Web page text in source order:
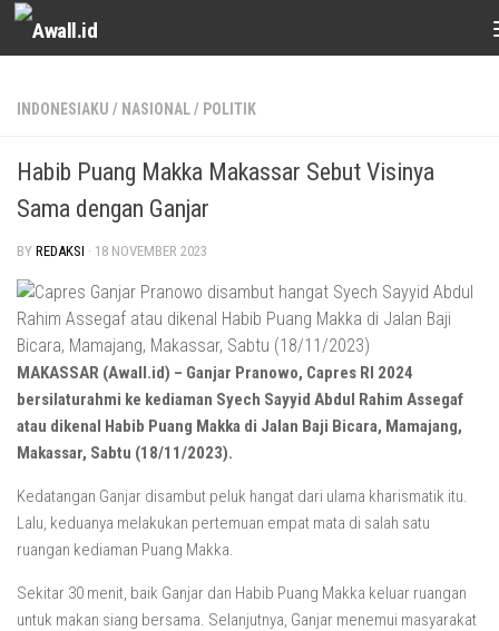
Skip to content
INDONESIAKU / NASIONAL/ POLITIK
Habib Puang Makka Makassar Sebut Visinya
Sama dengan Ganjar
BY REDAKSI · 18 NOVEMBER 2023
MAKASSAR (Awall.id) – Ganjar Pranowo, Capres RI 2024
bersilaturahmi ke kediaman Syech Sayyid Abdul Rahim Assegaf
atau dikenal Habib Puang Makka di Jalan Baji Bicara, Mamajang,
Makassar, Sabtu (18/11/2023).
Kedatangan Ganjar disambut peluk hangat dari ulama kharismatik itu.
Lalu, keduanya melakukan pertemuan empat mata di salah satu
ruangan kediaman Puang Makka.
Sekitar 30 menit, baik Ganjar dan Habib Puang Makka keluar ruangan
untuk makan siang bersama. Selanjutnya, Ganjar menemui masyarakat